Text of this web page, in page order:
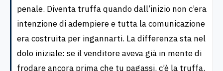
penale. Diventa truffa quando dall’inizio non c’era
intenzione di adempiere e tutta la comunicazione
era costruita per ingannarti. La differenza sta nel
dolo iniziale: se il venditore aveva già in mente di
frodare ancora prima che tu pagassi, c’è la truffa.